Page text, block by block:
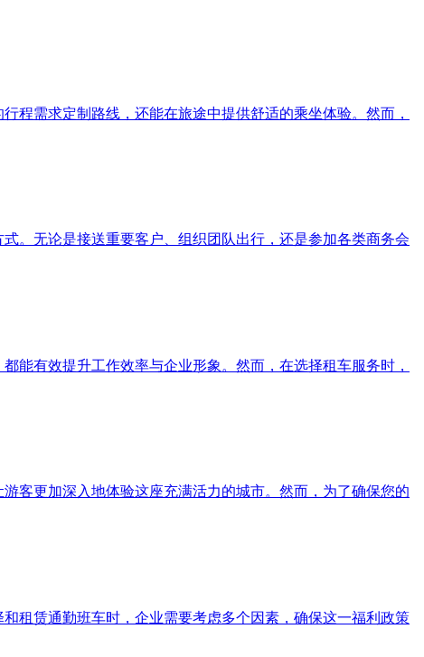
程需求定制路线，还能在旅途中提供舒适的乘坐体验。然而，
。无论是接送重要客户、组织团队出行，还是参加各类商务会
能有效提升工作效率与企业形象。然而，在选择租车服务时，
客更加深入地体验这座充满活力的城市。然而，为了确保您的
租赁通勤班车时，企业需要考虑多个因素，确保这一福利政策